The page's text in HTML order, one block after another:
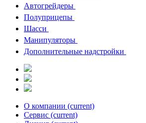
Автогрейдеры
Полуприцепы
Шасси
Манипуляторы
Дополнительные надстройки
О компании (current)
Сервис (current)